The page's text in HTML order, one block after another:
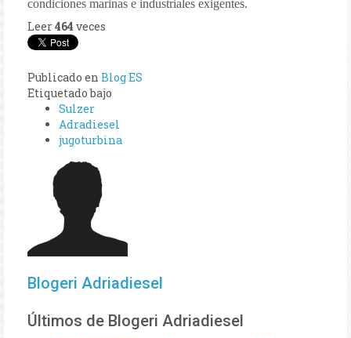
condiciones marinas e industriales exigentes.
Leer464 veces
Publicado en Blog ES
Etiquetado bajo
Sulzer
Adradiesel
jugoturbina
Blogeri Adriadiesel
Últimos de Blogeri Adriadiesel